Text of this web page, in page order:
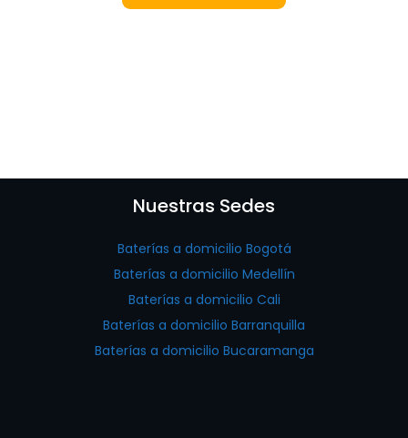
Nuestras Sedes
Baterías a domicilio Bogotá
Baterías a domicilio Medellín
Baterías a domicilio Cali
Baterías a domicilio Barranquilla
Baterías a domicilio Bucaramanga